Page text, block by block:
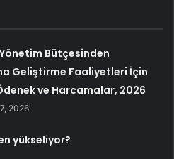
Bütçesinden
Geliştirme Faaliyetleri İçin
ve Harcamalar, 2026
2026
yükseliyor?